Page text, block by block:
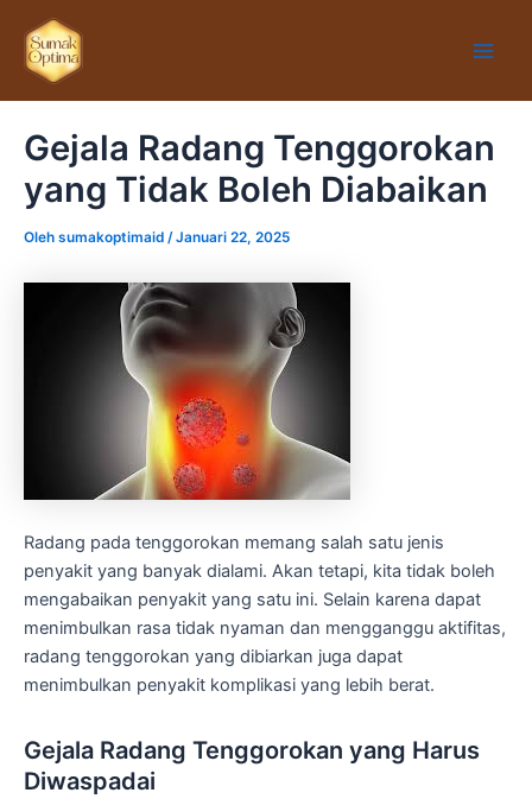
konten
Gejala Radang Tenggorokan
yang Tidak Boleh Diabaikan
Oleh sumakoptimaid /Januari 22, 2025
Radang pada tenggorokan memang salah satu jenis
penyakit yang banyak dialami. Akan tetapi, kita tidak boleh
mengabaikan penyakit yang satu ini. Selain karena dapat
menimbulkan rasa tidak nyaman dan mengganggu aktifitas,
radang tenggorokan yang dibiarkan juga dapat
menimbulkan penyakit komplikasi yang lebih berat.
Gejala Radang Tenggorokan yang Harus
Diwaspadai